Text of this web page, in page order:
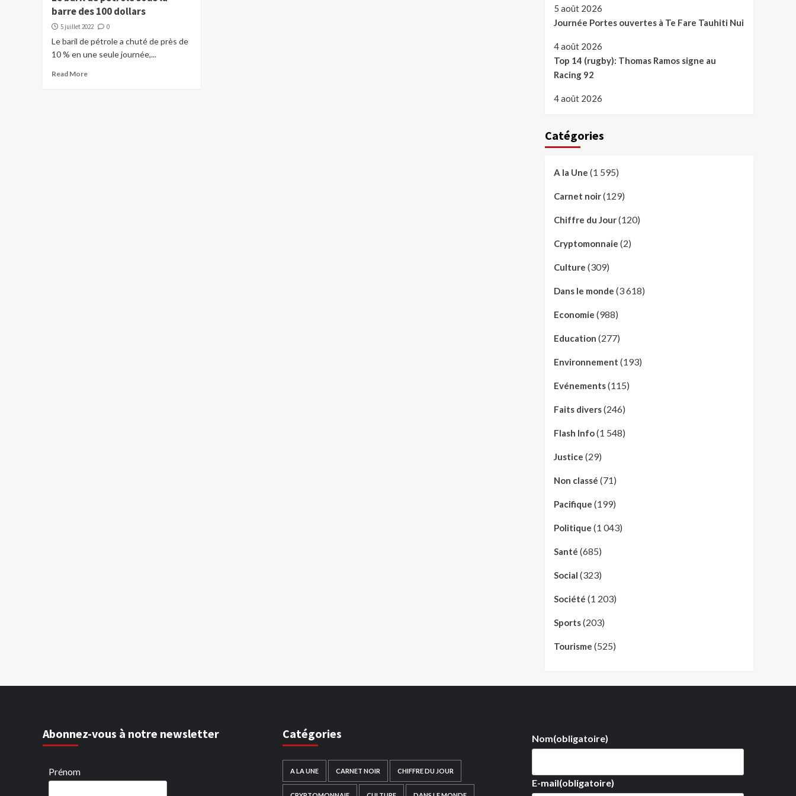
barre des 100 dollars
5 juillet 2022 0
Le baril de pétrole a chuté de près de
10 % en une seule journée,...
Read More
5 août 2026
Journée Portes ouvertes à Te Fare Tauhiti Nui
4 août 2026
Top 14 (rugby): Thomas Ramos signe au
Racing 92
4 août 2026
Catégories
A la Une (1 595)
Carnet noir(129)
Chiffre du Jour(120)
Cryptomonnaie (2)
Culture (309)
Dans le monde (3 618)
Economie (988)
Education (277)
Environnement (193)
Evénements(115)
Faits divers(246)
Flash Info(1 548)
Justice (29)
Non classé (71)
Pacifique (199)
Politique (1 043)
Santé (685)
Social (323)
Société (1 203)
Sports(203)
Tourisme (525)
Abonnez-vous à notre newsletter
Prénom
Catégories
A LA UNE CARNET NOIR CHIFFRE DU JOUR
Nom(obligatoire)
E-mail(obligatoire)